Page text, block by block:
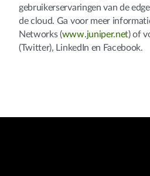
gebruikerservaringen van de
de cloud. Ga voor meer
Networks (www.juniper.net) of
(Twitter), LinkedIn en Facebook.